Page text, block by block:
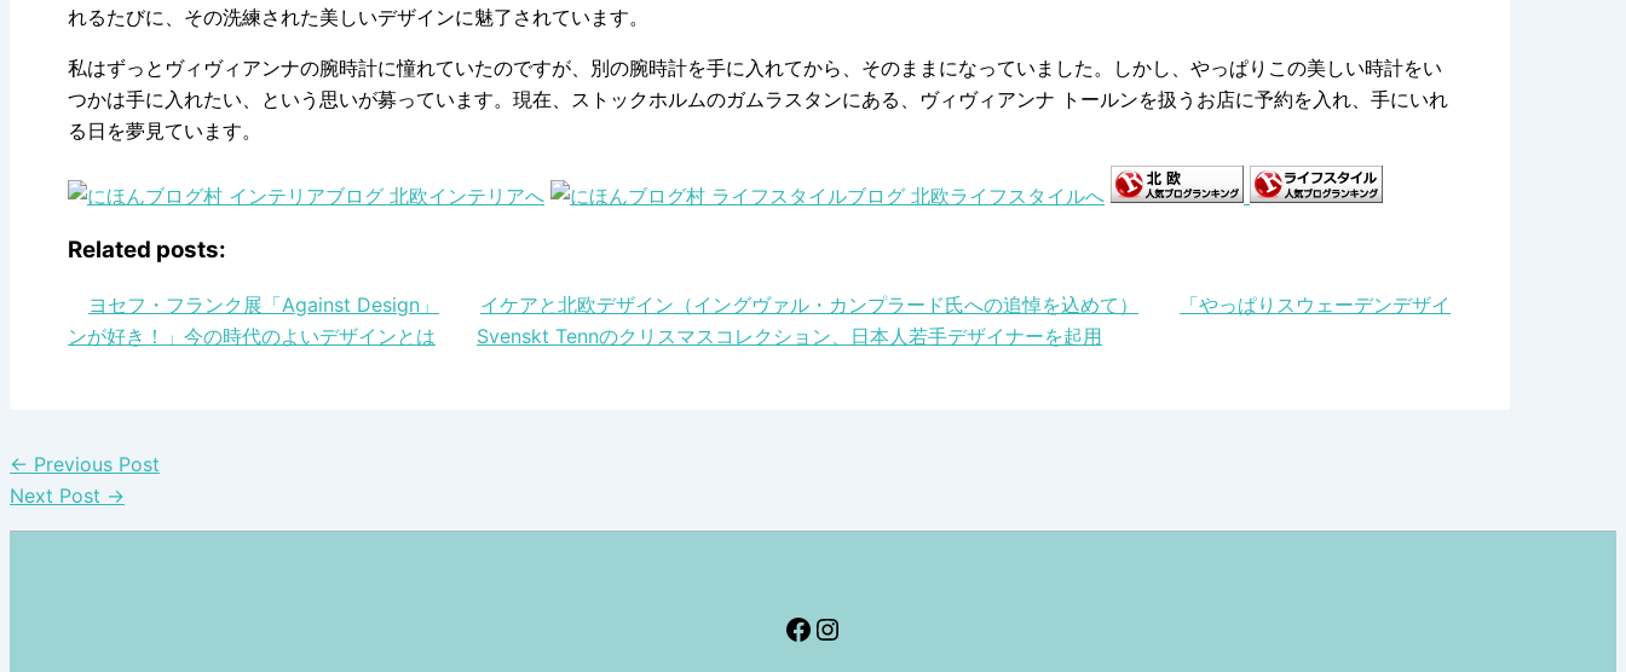
れるたびに、その洗練された美しいデザインに魅了されています。
私はずっとヴィヴィアンナの腕時計に憧れていたのですが、別の腕時計を手に入れてから、そのままになっていました。しかし、やっぱりこの美しい時計をい
つかは手に入れたい、という思いが募っています。現在、ストックホルムのガムラスタンにある、ヴィヴィアンナ トールンを扱うお店に予約を入れ、手にいれ
る日を夢見ています。
Related posts:
ヨセフ・フランク展「Against Design」 イケアと北欧デザイン（イングヴァル・カンプラード氏への追悼を込めて）
「やっぱりスウェーデンデザイ
ンが好き！」今の時代のよいデザインとは
Svenskt Tennのクリスマスコレクション、日本人若手デザイナーを起用
← Previous Post
Next Post →
Facebook
Instagram